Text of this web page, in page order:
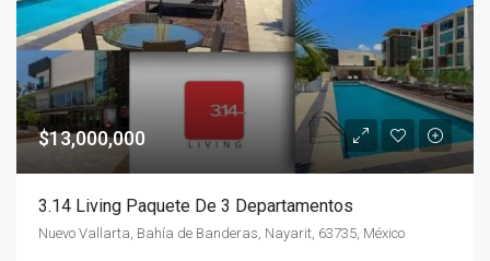
$13,000,000
3.14 Living Paquete De 3 Departamentos
Nuevo Vallarta, Bahía de Banderas, Nayarit, 63735, México